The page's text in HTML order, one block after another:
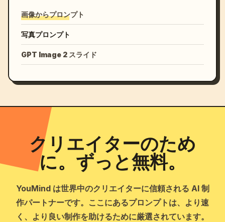
画像からプロンプト
写真プロンプト
GPT Image 2 スライド
クリエイターのため
に。ずっと無料。
YouMind は世界中のクリエイターに信頼される AI 制
作パートナーです。ここにあるプロンプトは、より速
く、より良い制作を助けるために厳選されています。